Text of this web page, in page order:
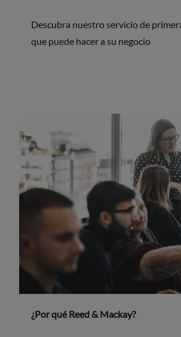
Descubra nuestro servicio de
que puede hacer a su negocio
¿Por qué Reed & Mackay?